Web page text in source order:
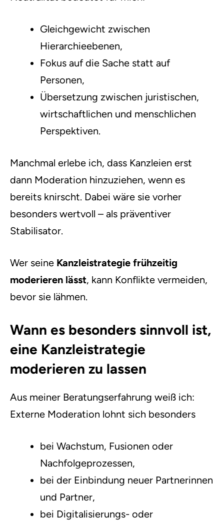
Gleichgewicht zwischen
Hierarchieebenen,
Fokus auf die Sache statt auf
Personen,
Übersetzung zwischen juristischen,
wirtschaftlichen und menschlichen
Perspektiven.
Manchmal erlebe ich, dass Kanzleien erst
dann Moderation hinzuziehen, wenn es
bereits knirscht. Dabei wäre sie vorher
besonders wertvoll – als präventiver
Stabilisator.
Wer seine Kanzleistrategie frühzeitig
moderieren lässt, kann Konflikte vermeiden,
bevor sie lähmen.
Wann es besonders sinnvoll ist,
eine Kanzleistrategie
moderieren zu lassen
Aus meiner Beratungserfahrung weiß ich:
Externe Moderation lohnt sich besonders
bei Wachstum, Fusionen oder
Nachfolgeprozessen,
bei der Einbindung neuer Partnerinnen
und Partner,
bei Digitalisierungs- oder